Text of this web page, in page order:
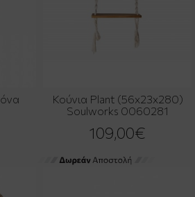
Κούνια Plant (56x23x280)
Soulworks 0060281
109,00€